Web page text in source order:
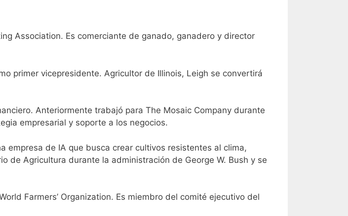
Association. Es comerciante de ganado, ganadero y director
primer vicepresidente. Agricultor de Illinois, Leigh se convertirá
Anteriormente trabajó para The Mosaic Company durante
empresarial y soporte a los negocios.
empresa de IA que busca crear cultivos resistentes al clima,
de Agricultura durante la administración de George W. Bush y se
Farmers’ Organization. Es miembro del comité ejecutivo del